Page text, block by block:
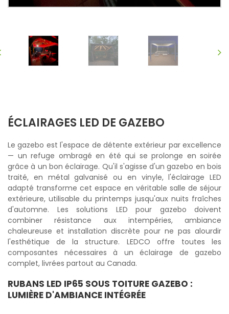
ÉCLAIRAGES LED DE GAZEBO
Le gazebo est l'espace de détente extérieur par excellence
— un refuge ombragé en été qui se prolonge en soirée
grâce à un bon éclairage. Qu'il s'agisse d'un gazebo en bois
traité, en métal galvanisé ou en vinyle, l'éclairage LED
adapté transforme cet espace en véritable salle de séjour
extérieure, utilisable du printemps jusqu'aux nuits fraîches
d'automne. Les solutions LED pour gazebo doivent
combiner résistance aux intempéries, ambiance
chaleureuse et installation discrète pour ne pas alourdir
l'esthétique de la structure. LEDCO offre toutes les
composantes nécessaires à un éclairage de gazebo
complet, livrées partout au Canada.
RUBANS LED IP65 SOUS TOITURE GAZEBO :
LUMIÈRE D'AMBIANCE INTÉGRÉE